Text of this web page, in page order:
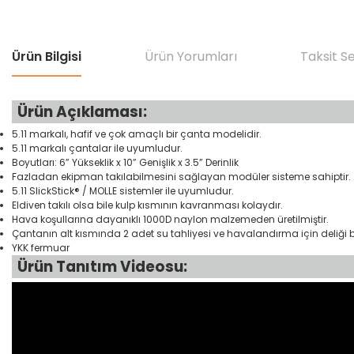
Ürün Bilgisi Ürün Yorumları Taksit
Ürün Açıklaması:
5.11 markalı, hafif ve çok amaçlı bir çanta modelidir.
5.11 markalı çantalar ile uyumludur.
Boyutları: 6” Yükseklik x 10” Genişlik x 3.5” Derinlik
Fazladan ekipman takılabilmesini sağlayan modüler sisteme sahiptir.
5.11 SlickStick® / MOLLE sistemler ile uyumludur.
Eldiven takılı olsa bile kulp kısmının kavranması kolaydır.
Hava koşullarına dayanıklı 1000D naylon malzemeden üretilmiştir.
Çantanın alt kısmında 2 adet su tahliyesi ve havalandırma için deliği
YKK fermuar
Ürün Tanıtım Videosu: